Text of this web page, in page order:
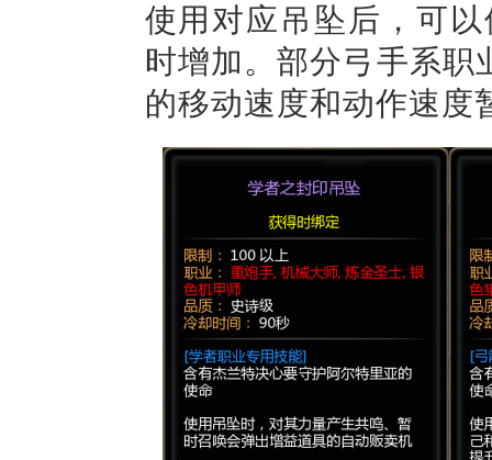
使用对应吊坠后，可
时增加。部分弓手系职
的移动速度和动作速度